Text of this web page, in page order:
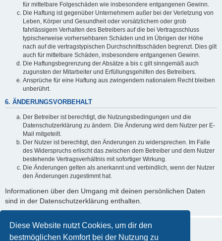
Diese Website nutzt Cookies, um dir den
bestmöglichen Komfort bei der Nutzung zu
für mittelbare Folgeschäden wie insbesondere entgangenen Gewinn.
Die Haftung ist gegenüber Unternehmern außer bei der Verletzung von
Leben, Körper und Gesundheit oder vorsätzlichem oder grob
fahrlässigem Verhalten des Betreibers auf die bei Vertragsschluss
typischerweise vorhersehbaren Schäden und im Übrigen der Höhe
nach auf die vertragstypischen Durchschnittsschäden begrenzt. Dies gilt
auch für mittelbare Schäden, insbesondere entgangenen Gewinn.
Die Haftungsbegrenzung der Absätze a bis c gilt sinngemäß auch
zugunsten der Mitarbeiter und Erfüllungsgehilfen des Betreibers.
Ansprüche für eine Haftung aus zwingendem nationalem Recht bleiben
unberührt.
6. ÄNDERUNGSVORBEHALT
Der Betreiber ist berechtigt, die Nutzungsbedingungen und die
Datenschutzerklärung zu ändern. Die Änderung wird dem Nutzer per E-
Mail mitgeteilt.
Der Nutzer ist berechtigt, den Änderungen zu widersprechen. Im Falle
des Widerspruchs erlischt das zwischen dem Betreiber und dem Nutzer
bestehende Vertragsverhältnis mit sofortiger Wirkung.
Die Änderungen gelten als anerkannt und verbindlich, wenn der Nutzer
den Änderungen zugestimmt hat.
Informationen über den Umgang mit deinen persönlichen Daten
sind in der Datenschutzerklärung enthalten.